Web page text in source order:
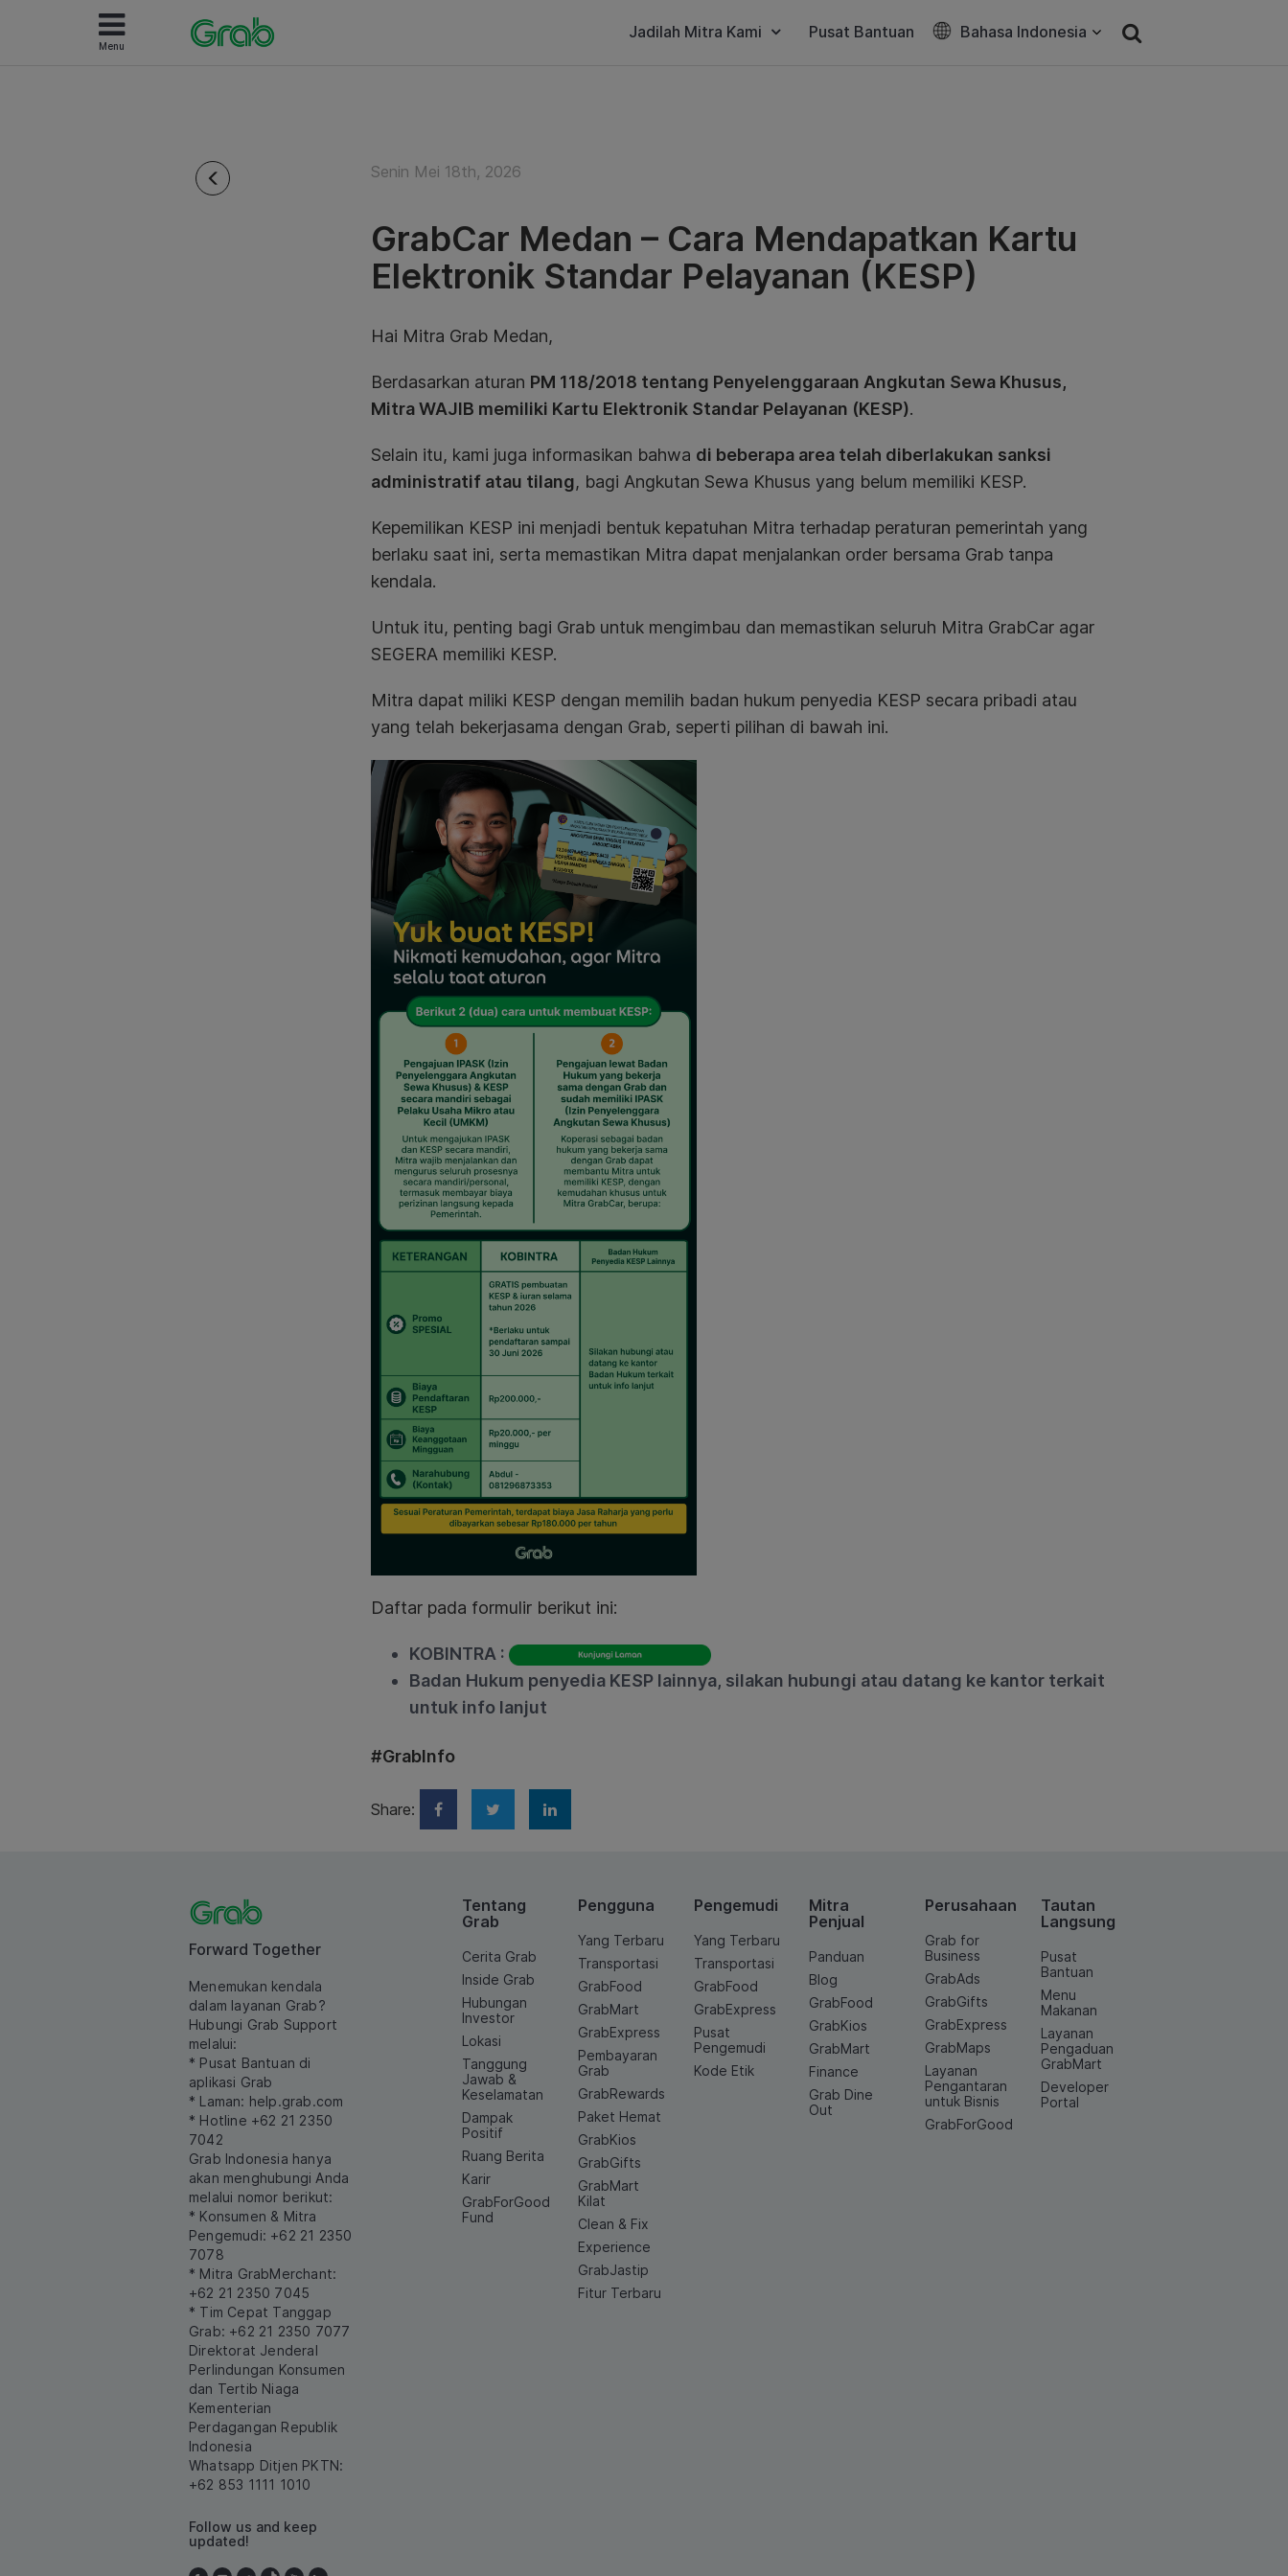
Menu
Jadilah Mitra Kami Pusat Bantuan Bahasa Indonesia
Senin Mei 18th, 2026
GrabCar Medan – Cara Mendapatkan Kartu
Elektronik Standar Pelayanan (KESP)
Hai Mitra Grab Medan,
Berdasarkan aturan PM 118/2018 tentang Penyelenggaraan Angkutan Sewa Khusus,
Mitra WAJIB memiliki Kartu Elektronik Standar Pelayanan (KESP).
Selain itu, kami juga informasikan bahwa di beberapa area telah diberlakukan sanksi
administratif atau tilang, bagi Angkutan Sewa Khusus yang belum memiliki KESP.
Kepemilikan KESP ini menjadi bentuk kepatuhan Mitra terhadap peraturan pemerintah yang
berlaku saat ini, serta memastikan Mitra dapat menjalankan order bersama Grab tanpa
kendala.
Untuk itu, penting bagi Grab untuk mengimbau dan memastikan seluruh Mitra GrabCar agar
SEGERA memiliki KESP.
Mitra dapat miliki KESP dengan memilih badan hukum penyedia KESP secara pribadi atau
yang telah bekerjasama dengan Grab, seperti pilihan di bawah ini.
Daftar pada formulir berikut ini:
KOBINTRA :
Badan Hukum penyedia KESP lainnya, silakan hubungi atau datang ke kantor terkait
untuk info lanjut
#GrabInfo
Share:
Forward Together
Menemukan kendala
dalam layanan Grab?
Hubungi Grab Support
melalui:
* Pusat Bantuan di
aplikasi Grab
* Laman: help.grab.com
* Hotline +62 21 2350
7042
Grab Indonesia hanya
akan menghubungi Anda
melalui nomor berikut:
* Konsumen & Mitra
Pengemudi: +62 21 2350
7078
* Mitra GrabMerchant:
+62 21 2350 7045
* Tim Cepat Tanggap
Grab: +62 21 2350 7077
Direktorat Jenderal
Perlindungan Konsumen
dan Tertib Niaga
Kementerian
Perdagangan Republik
Indonesia
Whatsapp Ditjen PKTN:
+62 853 1111 1010
Follow us and keep
updated!
Tentang
Grab
Cerita Grab
Inside Grab
Hubungan
Investor
Lokasi
Tanggung
Jawab &
Keselamatan
Dampak
Positif
Ruang Berita
Karir
GrabForGood
Fund
Pengguna
Yang Terbaru
Transportasi
GrabFood
GrabMart
GrabExpress
Pembayaran
Grab
GrabRewards
Paket Hemat
GrabKios
GrabGifts
GrabMart
Kilat
Clean & Fix
Experience
GrabJastip
Fitur Terbaru
Pengemudi
Yang Terbaru
Transportasi
GrabFood
GrabExpress
Pusat
Pengemudi
Kode Etik
Mitra
Penjual
Panduan
Blog
GrabFood
GrabKios
GrabMart
Finance
Grab Dine
Out
Perusahaan
Grab for
Business
GrabAds
GrabGifts
GrabExpress
GrabMaps
Layanan
Pengantaran
untuk Bisnis
GrabForGood
Tautan
Langsung
Pusat
Bantuan
Menu
Makanan
Layanan
Pengaduan
GrabMart
Developer
Portal